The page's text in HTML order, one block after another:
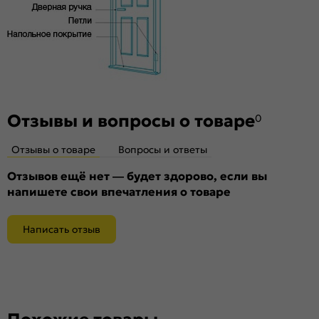
Отзывы и вопросы о товаре0
Отзывы о товаре Вопросы и ответы
Отзывов ещё нет — будет здорово, если вы
напишете свои впечатления о товаре
Написать отзыв